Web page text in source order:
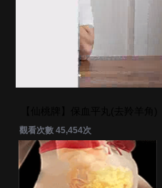
觀看次數 45,454次